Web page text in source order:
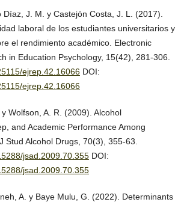
J. M. y Castejón Costa, J. L. (2017).
laboral de los estudiantes universitarios y
el rendimiento académico. Electronic
in Education Psychology, 15(42), 281-306.
ejrep.42.16066DOI:
ejrep.42.16066
Wolfson, A. R. (2009). Alcohol
and Academic Performance Among
Stud Alcohol Drugs, 70(3), 355-63.
jsad.2009.70.355DOI:
jsad.2009.70.355
A. y Baye Mulu, G. (2022). Determinants